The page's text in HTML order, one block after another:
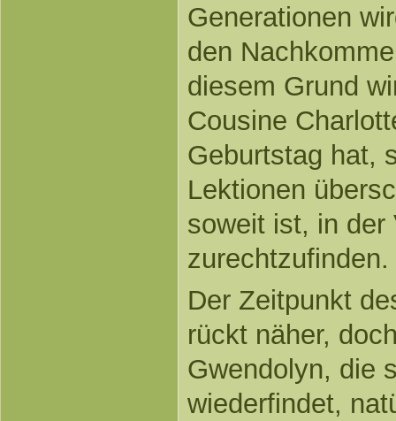
Generationen
den
diesem Grund
Cousine
Geburtstag hat,
Lektionen
soweit ist, in der
zurechtzufinden.
Der Zeitpunkt
rückt näher,
Gwendolyn, die
wiederfindet,